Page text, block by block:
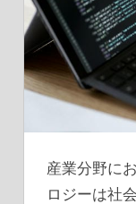
産業分野に
ロジーは社